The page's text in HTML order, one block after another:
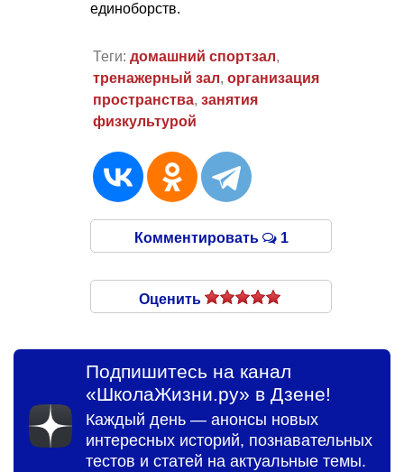
единоборств.
Теги: домашний спортзал,
тренажерный зал, организация
пространства, занятия
физкультурой
Комментировать 1
Оценить
Подпишитесь на канал
«ШколаЖизни.ру» в Дзене!
Каждый день — анонсы новых
интересных историй, познавательных
тестов и статей на актуальные темы.